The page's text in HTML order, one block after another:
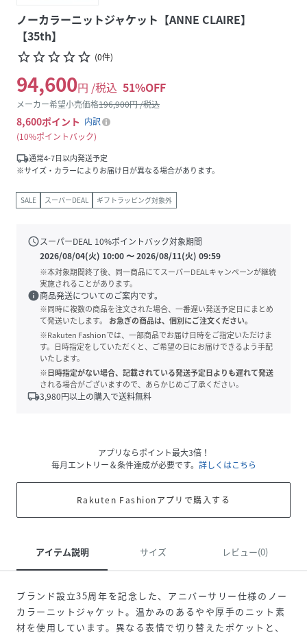
ノーカラーニットジャケット【ANNE CLAIRE】
【35th】
star_borderstar_borderstar_borderstar_borderstar_border (0件)
94,600円 /税込 51%OFF
メーカー希望小売価格196,900円 /税込
8,600ポイント 内訳
10%ポイントバック
local_shipping通常4-7日以内発送予定
※サイズ・カラーによりお届け日が異なる場合があります。
SALE スーパーDEAL ギフトラッピング対象外
scheduleスーパーDEAL 10%ポイントバック対象期間
2026/08/04(火) 10:00〜2026/08/11(火) 09:59
※本対象期間終了後、同一商品にてスーパーDEALキャンペーンが継続
実施されることがあります。
info商品発送についてのご案内です。
※同時に複数の商品を注文された場合、一番遅い発送予定日にまとめ
て発送いたします。
お急ぎの商品は、個別にご注文ください。
※Rakuten Fashionでは、一部商品でお届け日時をご指定いただけま
す。日時指定をしていただくと、ご希望の日にお届けできるよう手配
いたします。
※日時指定がない場合、記載されている発送予定日よりも遅れて発送
される場合がございますので、あらかじめご了承ください。
local_shipping3,980円以上の購入で送料無料
アプリならポイント最大3倍！
毎月エントリー＆条件達成が必要です。 詳しくはこちら
Rakuten Fashionアプリで購入する
アイテム説明 サイズ レビュー(0)
ブランド設立35周年を記念した、アニバーサリー仕様のノー
カラーニットジャケット。温かみのあるやや厚手のニット素
材を使用しています。異なる表情で切り替えたポケットと、